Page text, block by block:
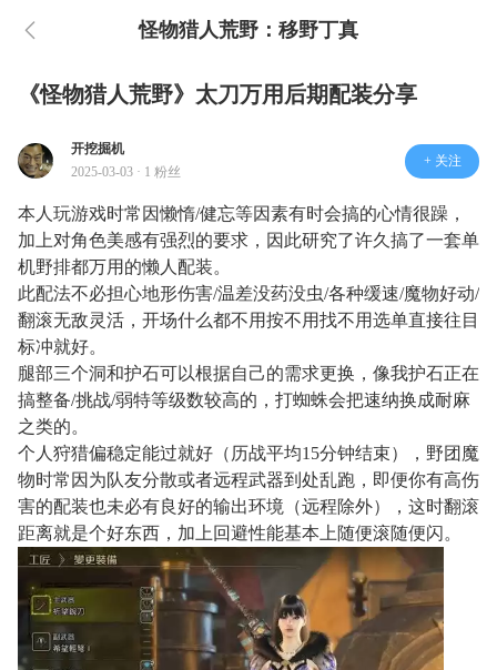
怪物猎人荒野：移野丁真
《怪物猎人荒野》太刀万用后期配装分享
开挖掘机
2025-03-03 · 1 粉丝
+ 关注
本人玩游戏时常因懒惰/健忘等因素有时会搞的心情很躁，
加上对角色美感有强烈的要求，因此研究了许久搞了一套单
机野排都万用的懒人配装。
此配法不必担心地形伤害/温差没药没虫/各种缓速/魔物好动/
翻滚无敌灵活，开场什么都不用按不用找不用选单直接往目
标冲就好。
腿部三个洞和护石可以根据自己的需求更换，像我护石正在
搞整备/挑战/弱特等级数较高的，打蜘蛛会把速纳换成耐麻
之类的。
个人狩猎偏稳定能过就好（历战平均15分钟结束），野团魔
物时常因为队友分散或者远程武器到处乱跑，即便你有高伤
害的配装也未必有良好的输出环境（远程除外），这时翻滚
距离就是个好东西，加上回避性能基本上随便滚随便闪。